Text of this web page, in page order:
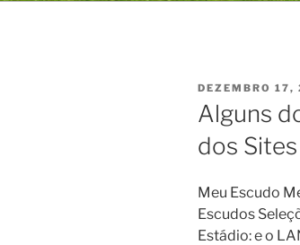
PUBLICADO
DEZEMBRO 17,
Alguns
dos Sites
Meu Escudo
Escudos
Estádio: e o